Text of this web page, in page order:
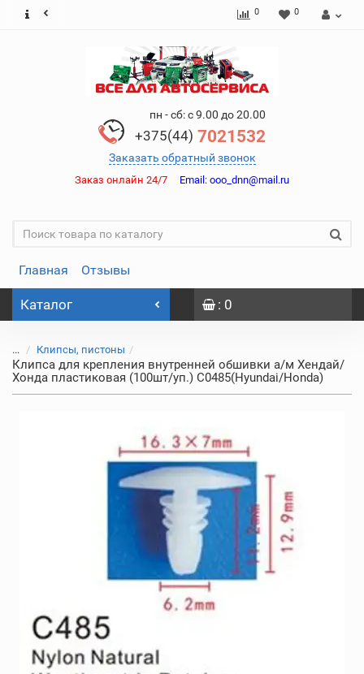
0 0
пн - сб: с 9.00 до 20.00
+375(44) 7021532
Заказать обратный звонок
Заказ онлайн 24/7 Email: ooo_dnn@mail.ru
Главная Отзывы
Каталог : 0
... Клипсы, пистоны
Клипса для крепления внутренней обшивки а/м Хендай/
Хонда пластиковая (100шт/уп.) C0485(Hyundai/Honda)